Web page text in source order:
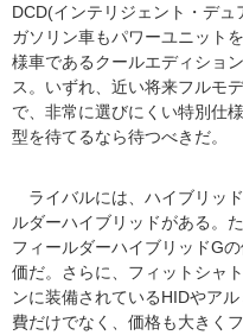
DCD(インテリジェント・デュ
ガソリン車もパワーユニット
様車であるクールエディショ
ス。いずれ、近い将来フルモ
で、非常に選びにくい特別仕
型を待てるなら待つべきだ。
ライバルには、ハイブリッ
ルダーハイブリッドがある。
フィールダーハイブリッドG
価だ。さらに、フィットシャ
ンに装備されているHIDやア
費だけでなく、価格も大きく